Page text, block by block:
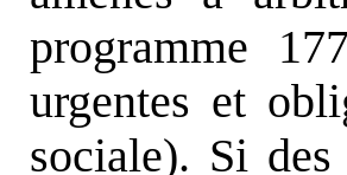
programme
urgentes et
sociale). Si